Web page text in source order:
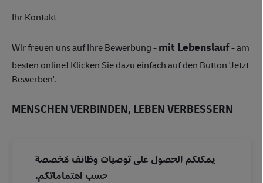
Ihr Kontakt
Wir freuen uns auf Ihre Bewerbung -mit Lebenslauf- am
besten online! Klicken Sie dazu einfach auf den Button 'Jetzt
Bewerben'.
MENSCHEN VERBINDEN, LEBEN VERBESSERN
يمكنكم الحصول على توصيات وظائف مُخصصة
حسب اهتماماتكم.